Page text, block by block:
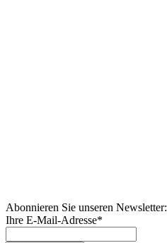
Abonnieren Sie unseren Newsletter:
Ihre E-Mail-Adresse*